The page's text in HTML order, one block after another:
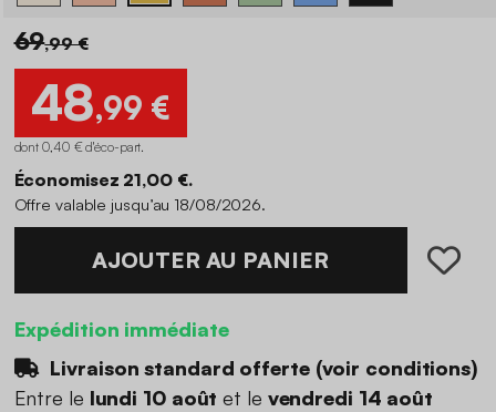
69,99 €
48,99 €
dont 0,40 € d'éco-part.
Économisez 21,00 €.
Offre valable jusqu’au 18/08/2026.
AJOUTER AU PANIER
Expédition immédiate
Livraison standard offerte (voir conditions)
Entre le lundi 10 août et le vendredi 14 août